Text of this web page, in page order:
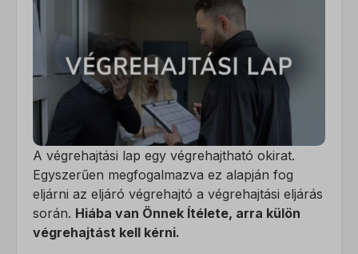
A végrehajtási lap egy végrehajtható okirat.
Egyszerűen megfogalmazva ez alapján fog
eljárni az eljáró végrehajtó a végrehajtási eljárás
során. Hiába van Önnek Ítélete, arra külön
végrehajtást kell kérni.